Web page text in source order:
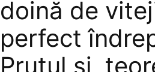
doină de
perfect
Prutul şi,